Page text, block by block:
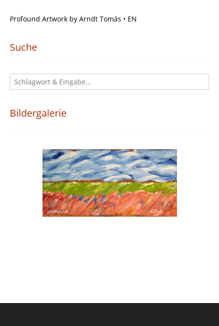
Profound Artwork by Arndt Tomás • EN
Suche
Bildergalerie